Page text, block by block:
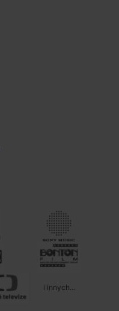
i innych...